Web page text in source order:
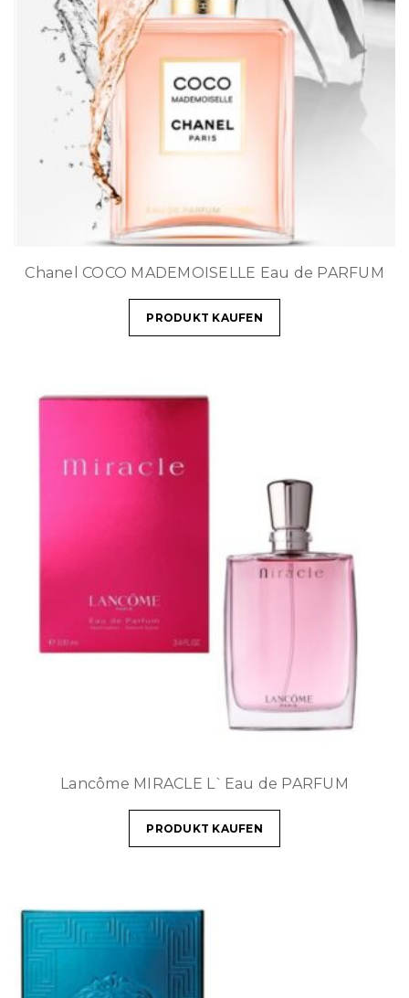
Chanel COCO MADEMOISELLE Eau de PARFUM
PRODUKT KAUFEN
Lancôme MIRACLE L`Eau de PARFUM
PRODUKT KAUFEN